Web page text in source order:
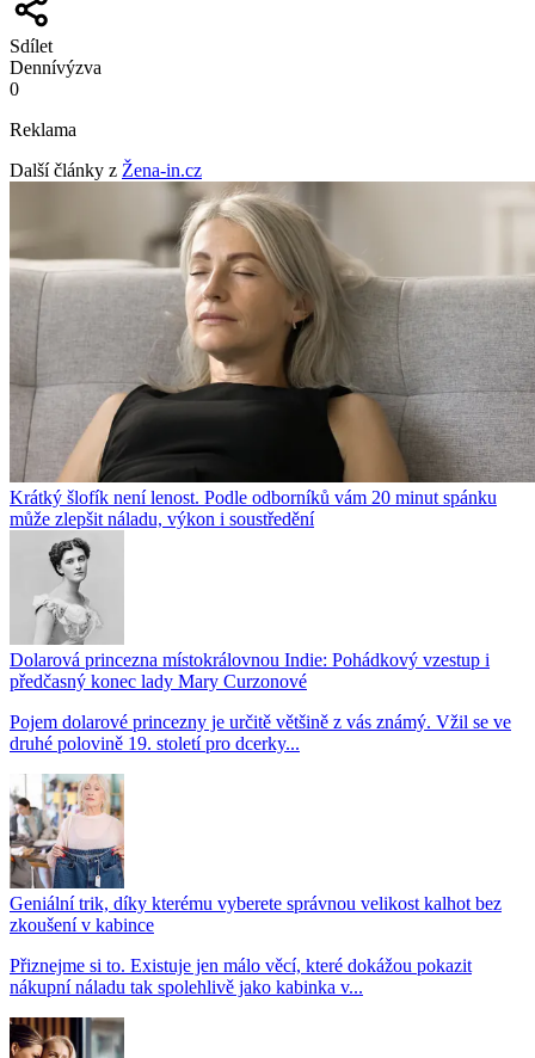
Sdílet
Dennívýzva
0
Reklama
Další články z Žena-in.cz
Krátký šlofík není lenost. Podle odborníků vám 20 minut spánku
může zlepšit náladu, výkon i soustředění
Dolarová princezna místokrálovnou Indie: Pohádkový vzestup i
předčasný konec lady Mary Curzonové
Pojem dolarové princezny je určitě většině z vás známý. Vžil se ve
druhé polovině 19. století pro dcerky...
Geniální trik, díky kterému vyberete správnou velikost kalhot bez
zkoušení v kabince
Přiznejme si to. Existuje jen málo věcí, které dokážou pokazit
nákupní náladu tak spolehlivě jako kabinka v...